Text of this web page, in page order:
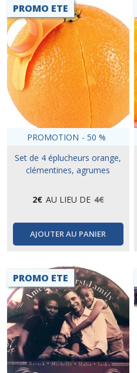
PROMO ETE
PROMOTION - 50 %
Set de 4 éplucheurs orange,
clémentines, agrumes
2€ AU LIEU DE 4€
AJOUTER AU PANIER
PROMO ETE